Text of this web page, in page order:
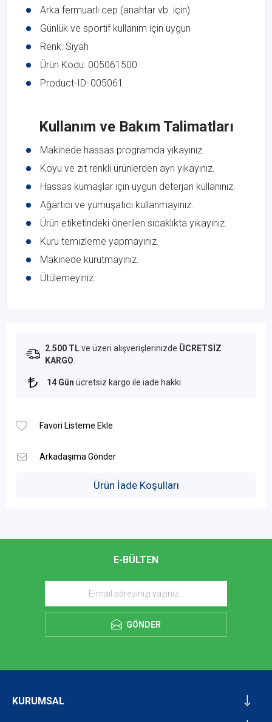
Arka fermuarlı cep (anahtar vb. için)
Günlük ve sportif kullanım için uygun
Renk: Siyah
Ürün Kodu: 005061500
Product-ID: 005061
Kullanım ve Bakım Talimatları
Makinede hassas programda yıkayınız.
Koyu ve zıt renkli ürünlerden ayrı yıkayınız.
Hassas kumaşlar için uygun deterjan kullanınız.
Ağartıcı ve yumuşatıcı kullanmayınız.
Ürün etiketindeki önerilen sıcaklıkta yıkayınız.
Kuru temizleme yapmayınız.
Makinede kurutmayınız.
Ütülemeyiniz.
2.500 TLve üzeri alışverişlerinizde ÜCRETSİZ
KARGO
14 Gün ücretsiz kargo ile iade hakkı.
Ürün İade Koşulları
E-BÜLTEN
GÖNDER
KURUMSAL